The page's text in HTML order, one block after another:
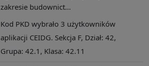
zakresie budownict...
Kod PKD wybrało 3 użytkowników
aplikacji CEIDG. Sekcja F, Dział: 42,
Grupa: 42.1, Klasa: 42.11